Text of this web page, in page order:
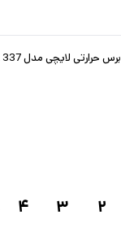
برس حرارتی لایچی مدل L 337
۲ ۳ ۴